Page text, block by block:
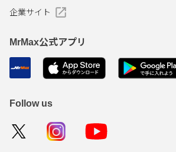
企業サイト
MrMax公式アプリ
Follow us